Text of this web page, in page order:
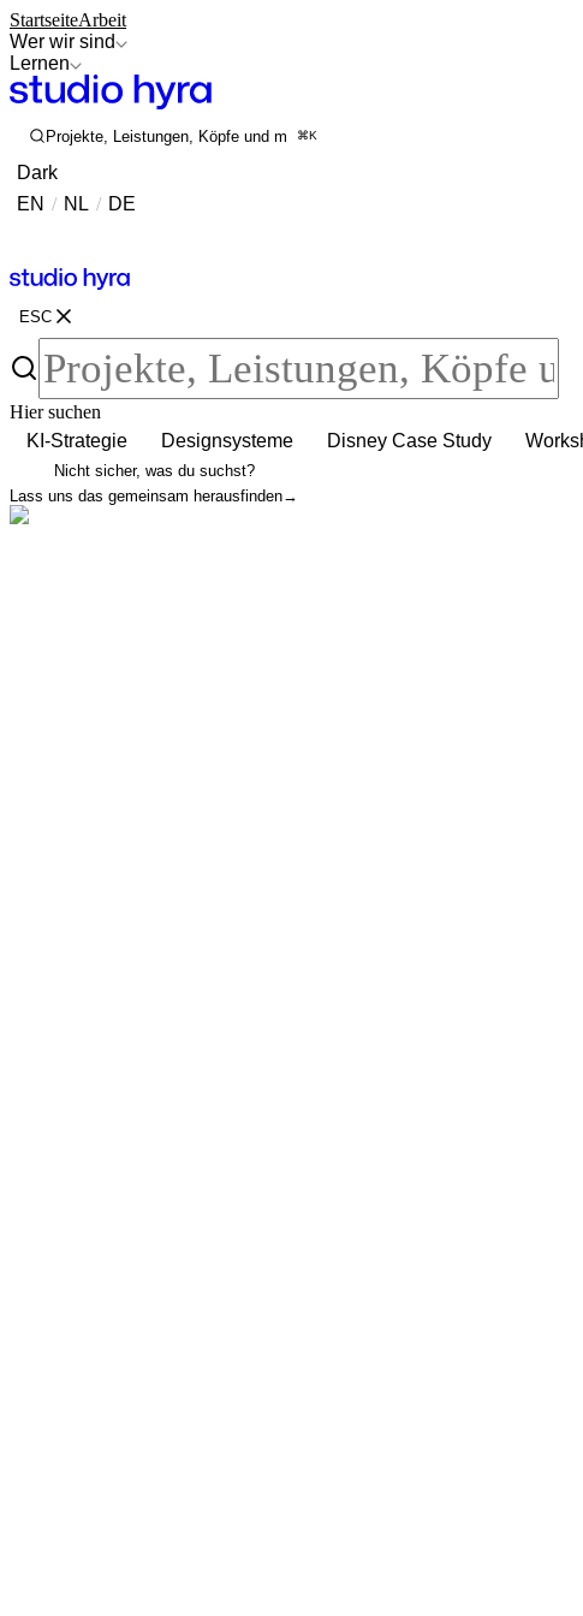
StartseiteArbeit
Wer wir sind
Lernen
Projekte, Leistungen, Köpfe und mehr durchsuchen
⌘K
Dark
EN / NL / DE
ESC
Hier suchen
KI-Strategie
Designsysteme Disney Case Study
Nicht sicher, was du suchst?
Lass uns das gemeinsam herausfinden→